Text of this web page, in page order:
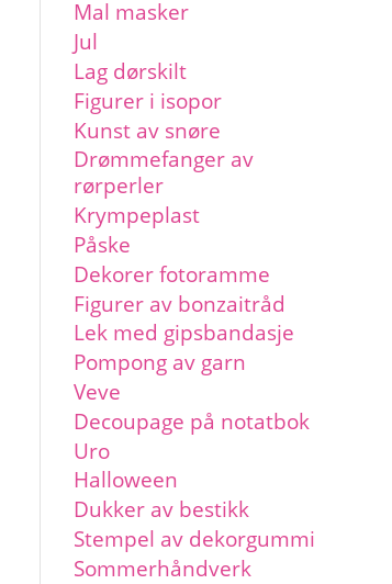
Mal masker
Jul
Lag dørskilt
Figurer i isopor
Kunst av snøre
Drømmefanger av
rørperler
Krympeplast
Påske
Dekorer fotoramme
Figurer av bonzaitråd
Lek med gipsbandasje
Pompong av garn
Veve
Decoupage på notatbok
Uro
Halloween
Dukker av bestikk
Stempel av dekorgummi
Sommerhåndverk